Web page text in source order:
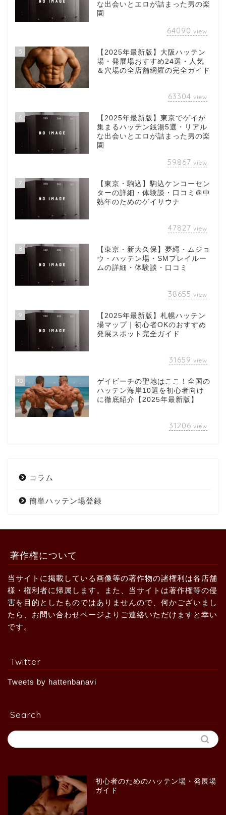
な出会いとエロが詰まった男の楽
園
64090 view
5
【2025年最新版】大阪ハッテン
場・発展場おすすめ24選・人気
＆穴場の全店舗網羅の完全ガイド
63304 view
6
【2025年最新版】東京でゲイが
集まるハッテン銭湯5選・リアル
な出会いとエロが詰まった男の楽
園
59867 view
7
【東京・駒込】駒込ケンコーセン
ターの詳細・体験談・口コミ＠中
熟年のためのゲイサウナ
47827 view
8
【東京・新大久保】夢縄・ムジョ
ウ・ハッテン場・SMプレイルー
ムの詳細・体験談・口コミ
38655 view
9
【2025年最新版】札幌ハッテン
場マップ｜初心者OKのおすすめ
発展スポット完全ガイド
31659 view
10
ゲイビーチの聖地はここ！全国の
ハッテン海岸10選を初心者向け
に徹底紹介【2025年最新版】
31206 view
コラム
簡単ハッテン場登録
著作権について
当サイトに掲載している画像等の著作物の諸権利は各店舗
様・権利者に帰属します。また、当サイトは著作権等の侵
害を目的としたものではありませんので、何かございまし
たら、お問い合わせページよりご連絡いただけますと幸い
です。
Twitter
Tweets by hattenbanavi
Search
初心者のためのハッテン場・発展場
ガイド